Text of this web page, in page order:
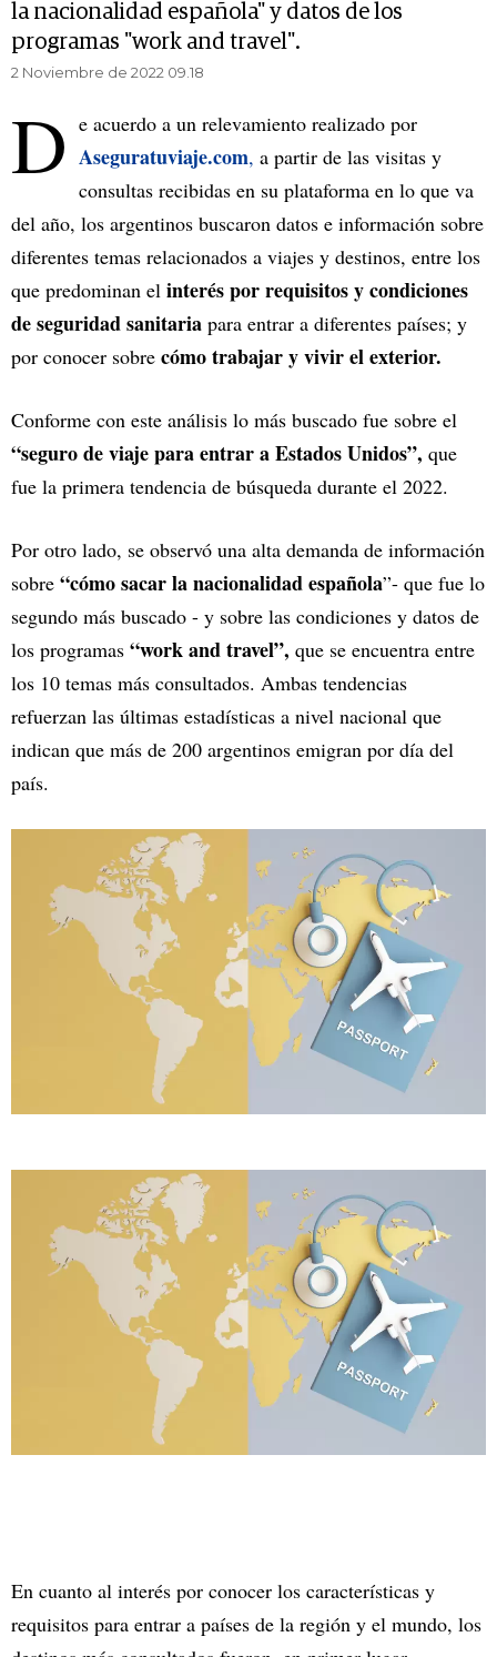
la nacionalidad española" y datos de los
programas "work and travel".
2 Noviembre de 2022 09.18
D e acuerdo a un relevamiento realizado por
Aseguratuviaje.com, a partir de las visitas y
consultas recibidas en su plataforma en lo que va
del año, los argentinos buscaron datos e información sobre
diferentes temas relacionados a viajes y destinos, entre los
que predominan el interés por requisitos y condiciones
de seguridad sanitaria para entrar a diferentes países; y
por conocer sobre cómo trabajar y vivir el exterior.
Conforme con este análisis lo más buscado fue sobre el
“seguro de viaje para entrar a Estados Unidos”, que
fue la primera tendencia de búsqueda durante el 2022.
Por otro lado, se observó una alta demanda de información
sobre “cómo sacar la nacionalidad española”- que fue lo
segundo más buscado - y sobre las condiciones y datos de
los programas “work and travel”, que se encuentra entre
los 10 temas más consultados. Ambas tendencias
refuerzan las últimas estadísticas a nivel nacional que
indican que más de 200 argentinos emigran por día del
país.
En cuanto al interés por conocer los características y
requisitos para entrar a países de la región y el mundo, los